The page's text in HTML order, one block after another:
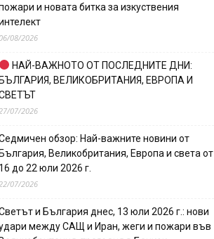
и новата битка за изкуствения
08/2026
НАЙ-ВАЖНОТО ОТ ПОСЛЕДНИТЕ ДНИ:
ВЕЛИКОБРИТАНИЯ, ЕВРОПА И
07/2026
обзор: Най-важните новини от
Великобритания, Европа и света от
до 22 юли 2026 г.
07/2026
и България днес, 13 юли 2026 г.: нови
между САЩ и Иран, жеги и пожари във